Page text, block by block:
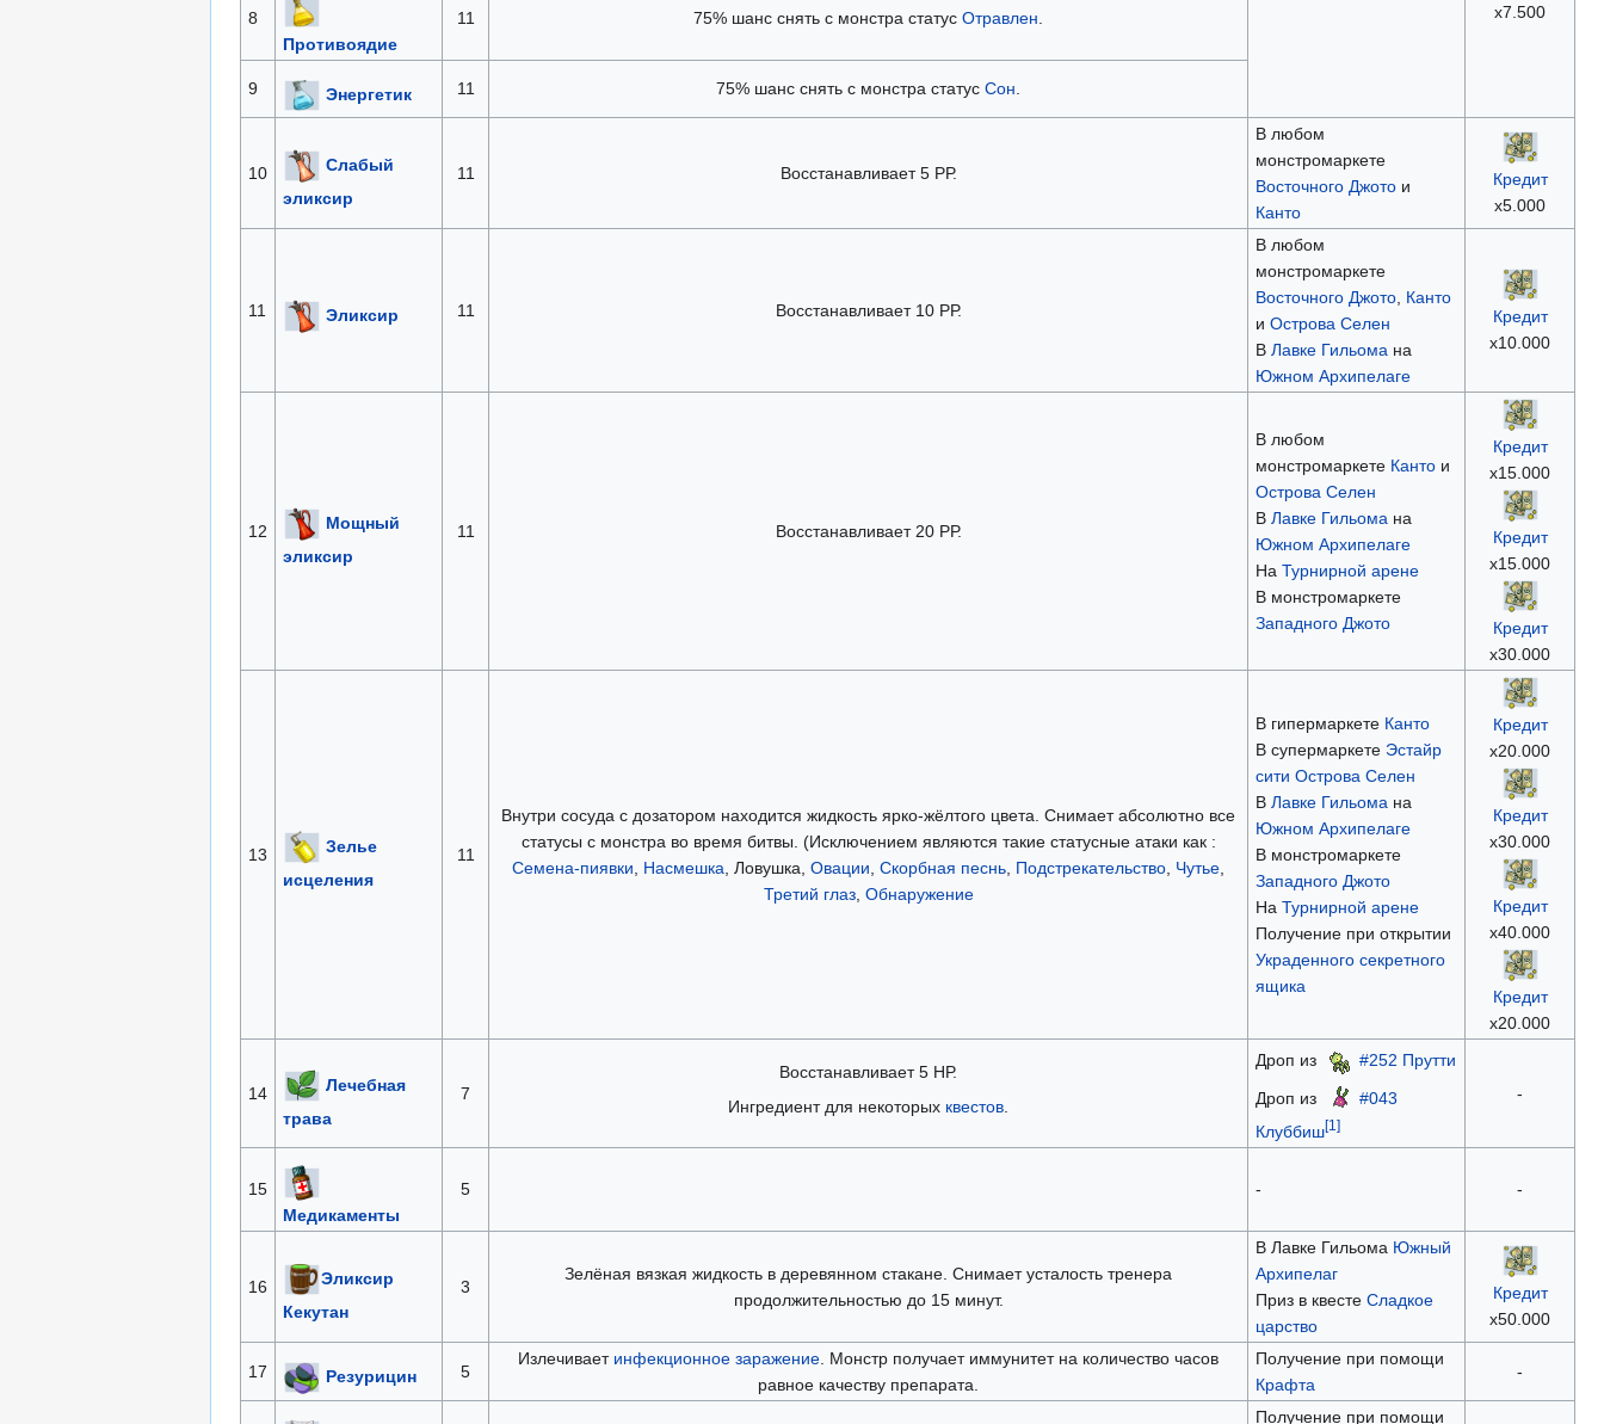
х7.500
8
Противоядие
11 75% шанс снять с монстра статус Отравлен
9 Энергетик 11 75% шанс снять с монстра статус Сон
10
Слабый
эликсир
11 Восстанавливает 5 РР.
В любом
монстромаркете
Восточного Джотои
Канто
Кредит
х5.000
11 Эликсир 11 Восстанавливает 10 РР.
В любом
монстромаркете
Восточного Джото, Канто
и Острова Селен
В Лавке Гильома на
Южном Архипелаге
Кредит
х10.000
12
Мощный
эликсир
11 Восстанавливает 20 РР.
В любом
монстромаркете Кантои
Острова Селен
В Лавке Гильома на
Южном Архипелаге
На Турнирной арене
В монстромаркете
Западного Джото
Кредит
х15.000
Кредит
х15.000
Кредит
х30.000
13
Зелье
исцеления
11
Внутри сосуда с дозатором находится жидкость ярко-жёлтого цвета. Снимает абсолютно все
статусы с монстра во время битвы. (Исключением являются такие статусные атаки как :
Семена-пиявки
Насмешка , Ловушка, Овации Скорбная песнь Подстрекательство Чутье
Третий глаз, Обнаружение
В гипермаркете Канто
В супермаркете Эстайр
сити Острова Селен
В Лавке Гильома на
Южном Архипелаге
В монстромаркете
Западного Джото
На Турнирной арене
Получение при открытии
Украденного секретного
ящика
Кредит
х20.000
Кредит
х30.000
Кредит
х40.000
Кредит
х20.000
14
Лечебная
трава
7
Восстанавливает 5 НР.
Ингредиент для некоторых квестов
Дроп из
#252 Прутти
Дроп из
#043
Клуббиш[1]
-
15
Медикаменты
5 - -
16
Эликсир
Кекутан
3
Зелёная вязкая жидкость в деревянном стакане. Снимает усталость тренера
продолжительностью до 15 минут.
В Лавке Гильома Южный
Архипелаг
Приз в квесте Сладкое
царство
Кредит
х50.000
17 Резурицин 5
Излечивает инфекционное заражение . Монстр получает иммунитет на количество часов
равное качеству препарата.
Получение при помощи
Крафта
-
Получение при помощи